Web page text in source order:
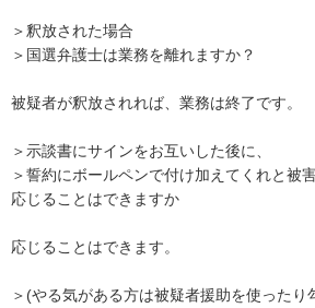
＞釈放された場合
＞国選弁護士は業務を離れますか？
被疑者が釈放されれば、業務は終了です。
＞示談書にサインをお互いした後に、
＞誓約にボールペンで付け加えてくれと被
応じることはできますか
応じることはできます。
＞(やる気がある方は被疑者援助を使ったり